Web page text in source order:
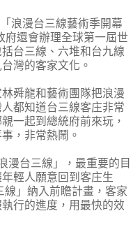
浪漫台三線藝術季開幕
府還會辦理全球第一屆世
台三線、六堆和台九線
灣的客家文化。
舜龍和藝術團隊把浪漫
都知道台三線客庄非常
一起到總統府前來玩，
，非常熱鬧。
漫台三線」，最重要的目
輕人願意回到客庄生
線」納入前瞻計畫，客家
行的進度，用最快的效